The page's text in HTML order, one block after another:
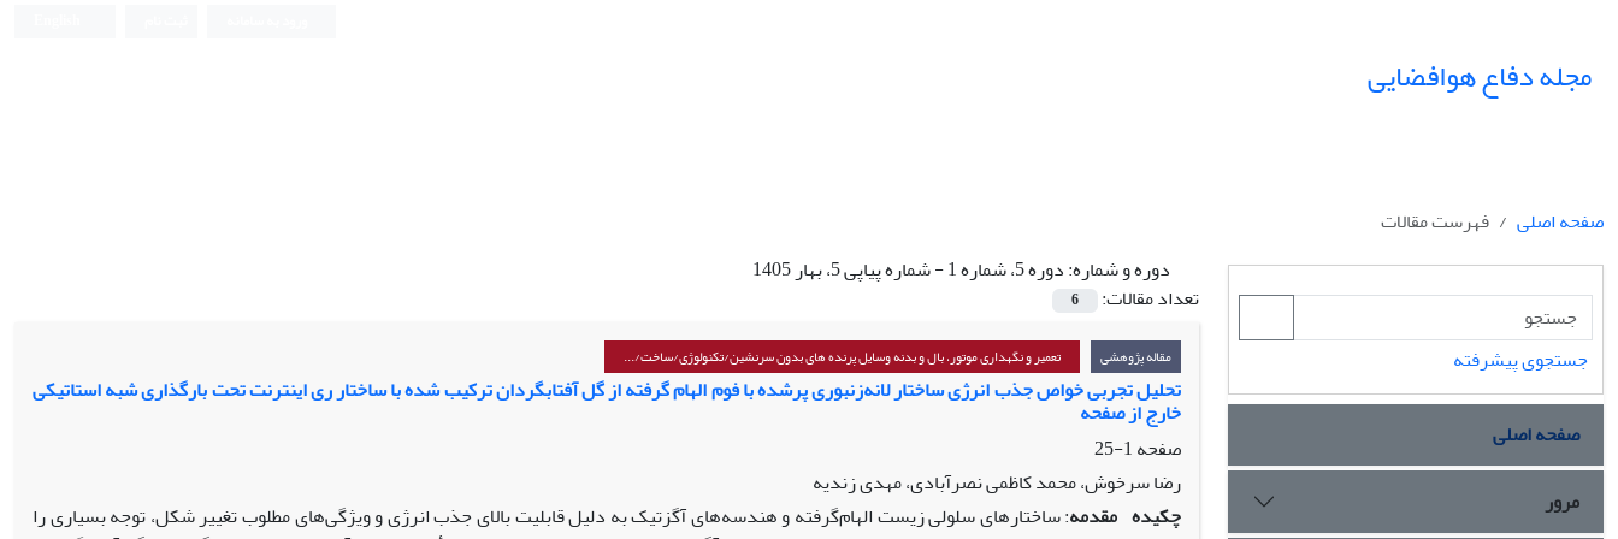
مجله دفاع هوافضایی
صفحه اصلی
فهرست مقالات
دوره و شماره:دوره 5، شماره 1 - شماره پیاپی 5، بهار 1405
تعداد مقالات:
6
مقاله پژوهشی تعمیر و نگهداری موتور، بال و بدنه وسایل پرنده های بدون سرنشین/تکنولوژی/ساخت/...
تحلیل تجربی خواص جذب انرژی ساختار لانه‌زنبوری پرشده با فوم الهام گرفته از گل آفتابگردان ترکیب شده با ساختار ری اینترنت تحت بارگذاری شبه استاتیکی
خارج از صفحه
صفحه1-25
رضا سرخوش، محمد کاظمی نصرآبادی، مهدی زندیه
چکیده مقدمه:ساختارهای سلولی زیست ‌الهام‌گرفته و هندسه‌های آگزتیک به دلیل قابلیت بالای جذب انرژی و ویژگی‌های مطلوب تغییر شکل، توجه بسیاری را
جستجوی پیشرفته
صفحه اصلی
مرور